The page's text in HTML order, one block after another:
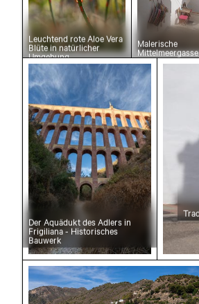
Leuchtend rote Aloe Vera
Blüte in natürlicher
Umgebung
Malerische
gewebten
Holzstühlen
Der Aquädukt des Adlers in
Der Aquädukt des Adlers in
Frigiliana - Historisches
Bauwerk
Weiß getünchte Gebäude